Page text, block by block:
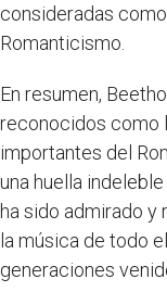
consideradas
Romanticismo.
En resumen,
reconocidos como
importantes del
una huella
ha sido admirado y
la música de todo
generaciones